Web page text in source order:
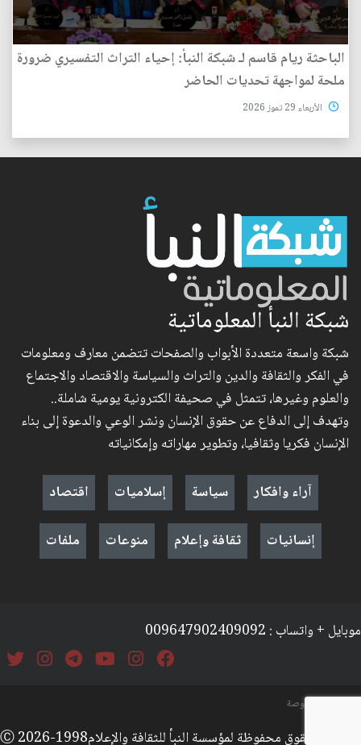
الباحثة ريام قاسم لـ شبكة النبأ: إحياء التراث التفسيري ضرورة
ملحة لمواجهة تحديات الحاضر
الأربعاء 29 تموز 2026
شبكة النبأ المعلوماتية
شبكة واسعة متعددة الأبواب والصفحات تتضمن معارف ومعلومات
في الفكر والثقافة والدين والتراث والسياسة والاقتصاد والاجتماع
والعلوم وغيرها، تتمثل في صحيفة الكترونية يومية شاملة..
وتهدف إلى الدفاع عن حقوق الإنسان ونشر الوعي والدعوة إلى بناء
الإنسان فكريا وثقافيا، وتطوير مهاراته وإمكانياته
آراء وافكار
سياسة إسلاميات
اقتصاد
إنسانيات
ثقافة وإعلام منوعات ملفات
موبايل + واتساب : 009647902409092
السياسة والخصوصة
جميع الحقوق محفوظة لمؤسسة النبأ للثقافة والإعلامⒸ 2026-1998